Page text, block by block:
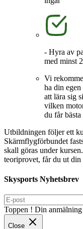
- Hyra av
med minst
Vi
ha din
att lära sig
vilken
du får
Utbildningen följer ett
Skärmflygförbundet
skall göras under
teoriprovet, får du ut
Skysports Nyhetsbrev
Toppen ! Din
Close